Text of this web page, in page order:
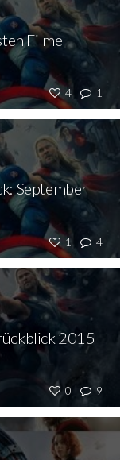
4 1
Filme
1 4
September
0 9
2015